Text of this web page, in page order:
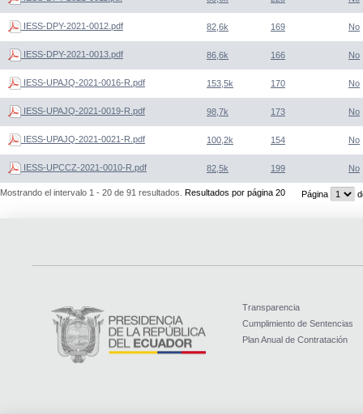
IESS-DPY-2021-0012.pdf 82,6k 169 No
IESS-DPY-2021-0013.pdf 86,6k 166 No
IESS-UPAJQ-2021-0016-R.pdf 153,5k 170 No
IESS-UPAJQ-2021-0019-R.pdf 98,7k 173 No
IESS-UPAJQ-2021-0021-R.pdf 100,2k 154 No
IESS-UPCCZ-2021-0010-R.pdf 82,5k 199 No
Mostrando el intervalo 1 - 20 de 91 resultados. Resultados por página 20 Página
Transparencia
Cumplimiento de Sentencias
Plan Anual de Contratación